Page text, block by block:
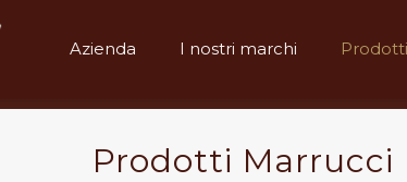
Azienda I nostri marchi
Prodotti Marrucci